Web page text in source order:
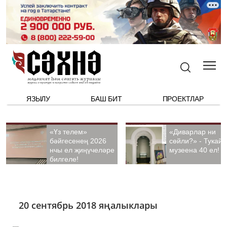
ЯЗЫЛУ БАШ БИТ ПРОЕКТЛАР
«Үз телем»
бәйгесенең 2026
нчы ел җиңүчеләре
билгеле!
«Диварлар ни
сөйли?» - Тукай
музеена 40 ел!
20 сентябрь 2018 яңалыклары